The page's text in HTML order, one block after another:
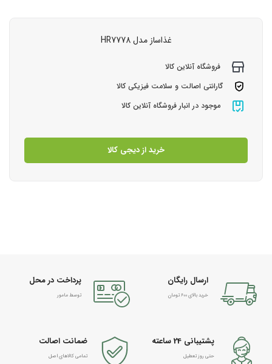
غذاساز مدل HR7778
فروشگاه آنلاین کالا
گارانتی اصالت و سلامت فیزیکی کالا
موجود در انبار فروشگاه آنلاین کالا
خرید از دیجی کالا
ارسال رایگان
خرید بالای 600 تومان
پرداخت در محل
توسط مامور
پشتیبانی 24 ساعته
حتی روز تعطیل
ضمانت اصالت
تمامی کالاهای اصل